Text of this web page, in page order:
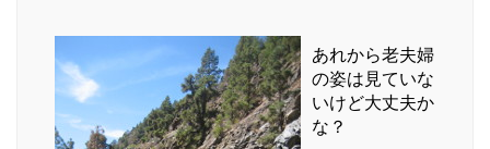
あれから老夫婦
の姿は見ていな
いけど大丈夫か
な？